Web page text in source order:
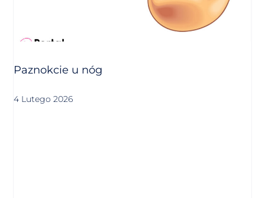
Paznokcie u nóg
4 Lutego 2026